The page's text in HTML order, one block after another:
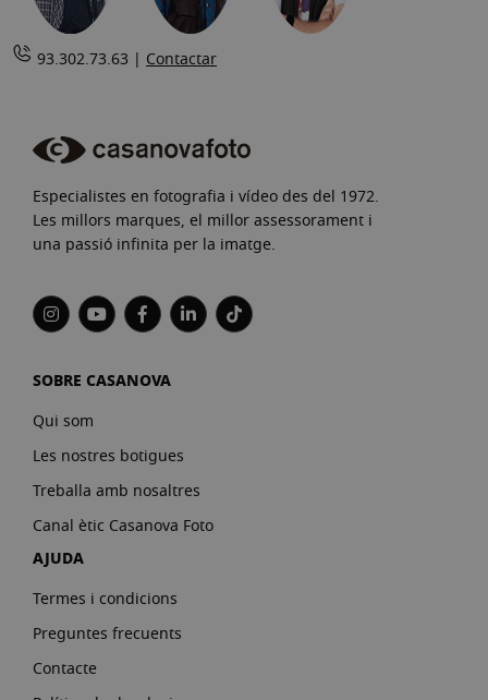
93.302.73.63 | Contactar
Especialistes en fotografia i vídeo des del 1972.
Les millors marques, el millor assessorament i
una passió infinita per la imatge.
SOBRE CASANOVA
Qui som
Les nostres botigues
Treballa amb nosaltres
Canal ètic Casanova Foto
AJUDA
Termes i condicions
Preguntes frecuents
Contacte